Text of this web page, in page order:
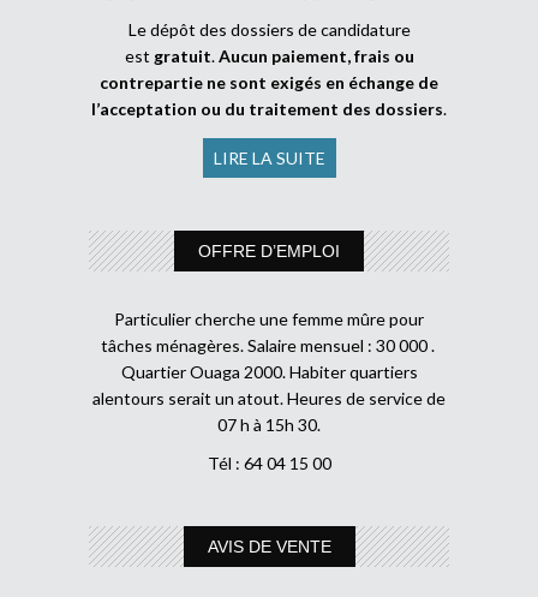
Le dépôt des dossiers de candidature
est gratuit.Aucun paiement, frais ou
contrepartie ne sont exigés en échange de
l’acceptation ou du traitement des dossiers.
LIRE LA SUITE
OFFRE D’EMPLOI
Particulier cherche une femme mûre pour
tâches ménagères. Salaire mensuel : 30 000 .
Quartier Ouaga 2000. Habiter quartiers
alentours serait un atout. Heures de service de
07 h à 15h 30.
Tél : 64 04 15 00
AVIS DE VENTE